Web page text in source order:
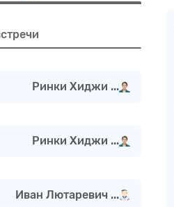
Ринки Хиджи ...
Ринки Хиджи ...
Иван Лютаревич ...